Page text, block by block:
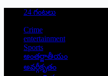
24 గంటలు
Crime
entertainment
Sports
అంతర్జాతీయం
అవర్గీకృతం